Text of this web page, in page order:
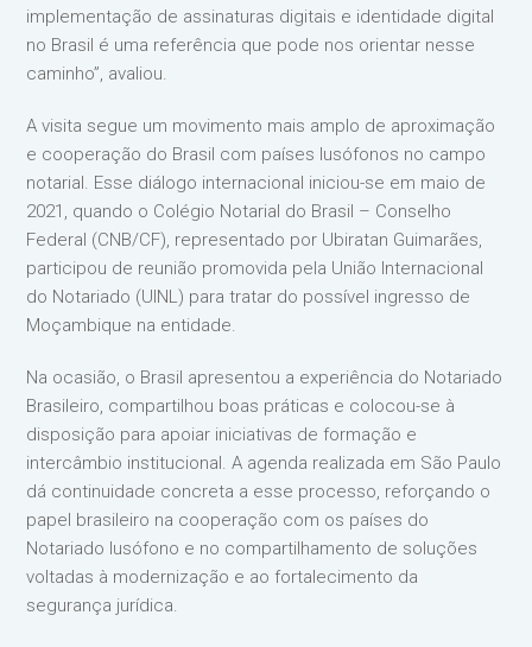
implementação de assinaturas digitais e identidade digital
no Brasil é uma referência que pode nos orientar nesse
caminho”, avaliou.
A visita segue um movimento mais amplo de aproximação
e cooperação do Brasil com países lusófonos no campo
notarial. Esse diálogo internacional iniciou-se em maio de
2021, quando o Colégio Notarial do Brasil – Conselho
Federal (CNB/CF), representado por Ubiratan Guimarães,
participou de reunião promovida pela União Internacional
do Notariado (UINL) para tratar do possível ingresso de
Moçambique na entidade.
Na ocasião, o Brasil apresentou a experiência do Notariado
Brasileiro, compartilhou boas práticas e colocou-se à
disposição para apoiar iniciativas de formação e
intercâmbio institucional. A agenda realizada em São Paulo
dá continuidade concreta a esse processo, reforçando o
papel brasileiro na cooperação com os países do
Notariado lusófono e no compartilhamento de soluções
voltadas à modernização e ao fortalecimento da
segurança jurídica.